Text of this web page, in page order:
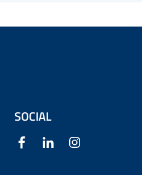
SOCIAL